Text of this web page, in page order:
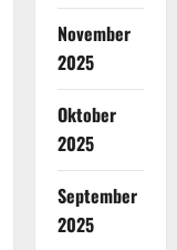
November
2025
Oktober
2025
September
2025